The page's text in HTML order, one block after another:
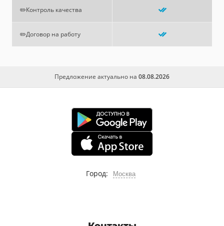
✏️Контроль качества
✏️Договор на работу
Предложение актуально на 08.08.2026
Город: Москва